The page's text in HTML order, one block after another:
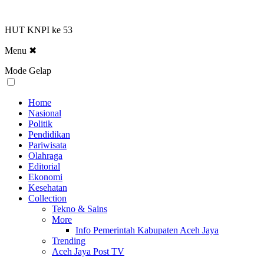
HUT KNPI ke 53
Menu ✖
Mode Gelap
Home
Nasional
Politik
Pendidikan
Pariwisata
Olahraga
Editorial
Ekonomi
Kesehatan
Collection
Tekno & Sains
More
Info Pemerintah Kabupaten Aceh Jaya
Trending
Aceh Jaya Post TV